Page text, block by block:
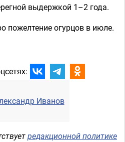
выдержкой 1–2 года.
пожелтение огурцов в июле.
Иванов
редакционной политике